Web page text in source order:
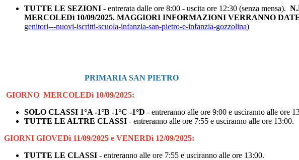
TUTTE LE SEZIONI - entrerata dalle ore 8:00 - uscita ore 12:30 (senza mensa).
MERCOLEDì 10/09/2025. MAGGIORI INFORMAZIONI VERRANNO
genitori---nuovi-iscritti-scuola-infanzia-san-pietro-e-infanzia-gozzolina)
PRIMARIA SAN PIETRO
GIORNO MERCOLEDì 10/09/2025:
SOLO CLASSI 1°A -1°B -1°C -1°D - entreranno alle ore 9:00 e usciranno alle ore
TUTTE LE ALTRE CLASSI - entreranno alle ore 7:55 e usciranno alle ore 13:00.
GIORNI GIOVEDì 11/09/2025 e VENERDì 12/09/2025:
TUTTE LE CLASSI - entreranno alle ore 7:55 e usciranno alle ore 13:00.